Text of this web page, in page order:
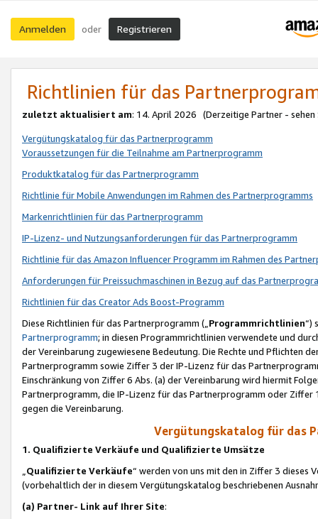
Anmelden oder Registrieren
Richtlinien für das
zuletzt aktualisiert am: 14. April 2026 (Derzeitige Partner - sehen
Vergütungskatalog für das Partnerprogramm
Voraussetzungen für die Teilnahme am Partnerprogramm
Produktkatalog für das Partnerprogramm
Richtlinie für Mobile Anwendungen im Rahmen des Partnerprogramms
Markenrichtlinien für das Partnerprogramm
IP-Lizenz- und Nutzungsanforderungen für das Partnerprogramm
Richtlinie für das Amazon Influencer Programm im Rahmen des
Anforderungen für Preissuchmaschinen in Bezug auf das
Richtlinien für das Creator Ads Boost-Programm
Diese Richtlinien für das Partnerprogramm („Programmrichtlinien“)
Partnerprogramm; in diesen Programmrichtlinien verwendete und
der Vereinbarung zugewiesene Bedeutung. Die Rechte und Pflichten
Partnerprogramm sowie Ziffer 3 der IP-Lizenz für das
Einschränkung von Ziffer 6 Abs. (a) der Vereinbarung wird hiermit
Partnerprogramm, die IP-Lizenz für das Partnerprogramm oder
gegen die Vereinbarung.
Vergütungskatalog für das
1. Qualifizierte Verkäufe und Qualifizierte Umsätze
Qualifizierte Verkäufe“ werden von uns mit den in Ziffer 3
(vorbehaltlich der in diesem Vergütungskatalog beschriebenen
(a) Partner- Link auf Ihrer Site: